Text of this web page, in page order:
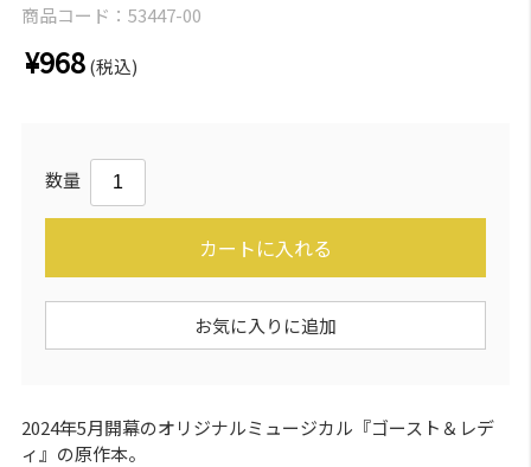
商品コード： 53447-00
¥968(税込)
数量
カートに入れる
お気に入りに追加
2024年5月開幕のオリジナルミュージカル『ゴースト＆レデ
ィ』の原作本。